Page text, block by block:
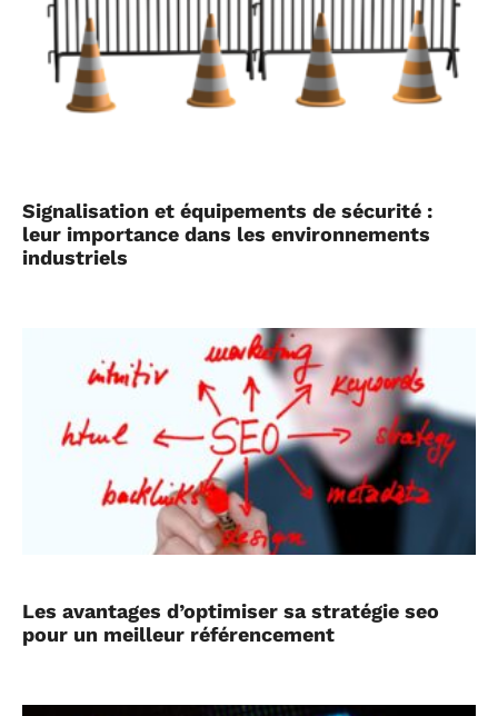
Signalisation et équipements de sécurité :
leur importance dans les environnements
industriels
Les avantages d’optimiser sa stratégie seo
pour un meilleur référencement